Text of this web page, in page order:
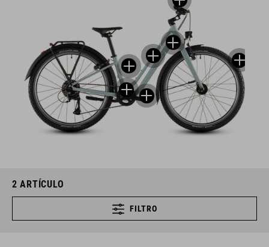
2 ARTÍCULO
FILTRO